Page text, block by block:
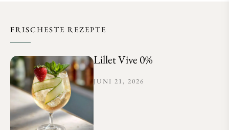
FRISCHESTE REZEPTE
Lillet Vive 0%
JUNI 21, 2026